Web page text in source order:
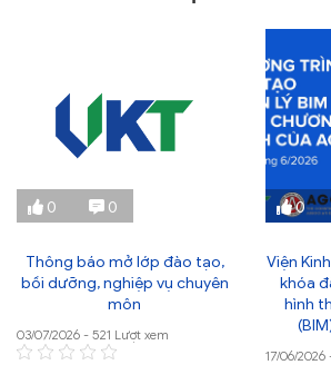
0 0
Thông báo mở lớp đào tạo,
bồi dưỡng, nghiệp vụ chuyên
môn
03/07/2026 - 521 Lượt xem
0
Viện
khóa
hình
17/06/2026